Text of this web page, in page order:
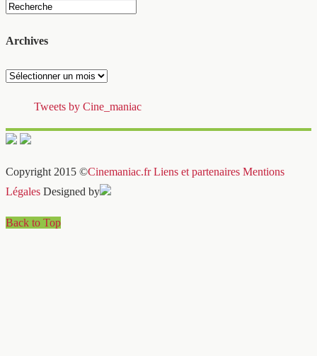
Archives
Archives
Tweets by Cine_maniac
Copyright 2015 ©Cinemaniac.fr Liens et partenaires Mentions
Légales Designed by
Back to Top